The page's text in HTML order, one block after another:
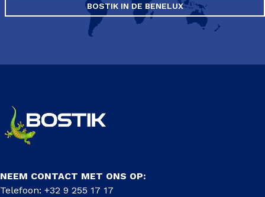
BOSTIK IN DE BENELUX
NEEM CONTACT MET ONS OP:
Telefoon: +32 9 255 17 17